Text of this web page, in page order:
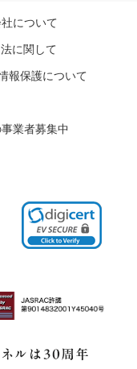
について
に関して
報保護について
業者募集中